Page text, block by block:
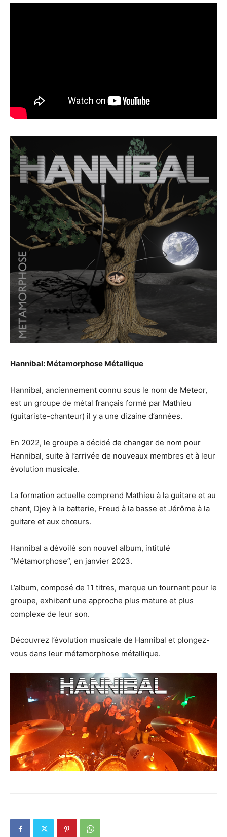
Hannibal: Métamorphose Métallique
Hannibal, anciennement connu sous le nom de Meteor,
est un groupe de métal français formé par Mathieu
(guitariste-chanteur) il y a une dizaine d’années.
En 2022, le groupe a décidé de changer de nom pour
Hannibal, suite à l’arrivée de nouveaux membres et à leur
évolution musicale.
La formation actuelle comprend Mathieu à la guitare et au
chant, Djey à la batterie, Freud à la basse et Jérôme à la
guitare et aux chœurs.
Hannibal a dévoilé son nouvel album, intitulé
“Métamorphose”, en janvier 2023.
L’album, composé de 11 titres, marque un tournant pour le
groupe, exhibant une approche plus mature et plus
complexe de leur son.
Découvrez l’évolution musicale de Hannibal et plongez-
vous dans leur métamorphose métallique.